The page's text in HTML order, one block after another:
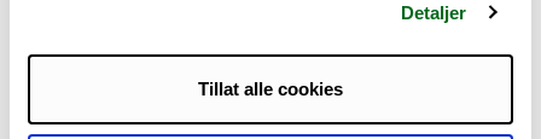
Detaljer
Tillat alle cookies
Velkommen til UiT: Praktisk informasjon.